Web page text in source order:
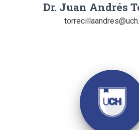
Dr. Juan Andrés